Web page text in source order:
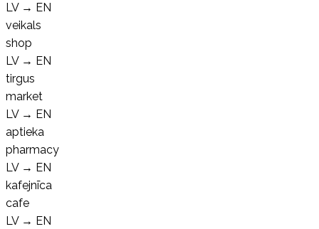
LV→ EN
veikals
shop
LV→ EN
tirgus
market
LV→ EN
aptieka
pharmacy
LV→ EN
kafejnīca
cafe
LV→ EN